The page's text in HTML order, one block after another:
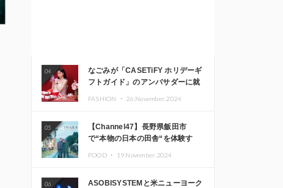
04
なごみが「CASETiFY ホリデーギ
フトガイド」のアンバサダーに就
FASHION ・ 26.November.2024
05
【Channel47】長野県飯田市
で“本物の日本の田舎“を体験す
FOOD ・ 19.November.2024
06
ASOBISYSTEMと米ニューヨーク